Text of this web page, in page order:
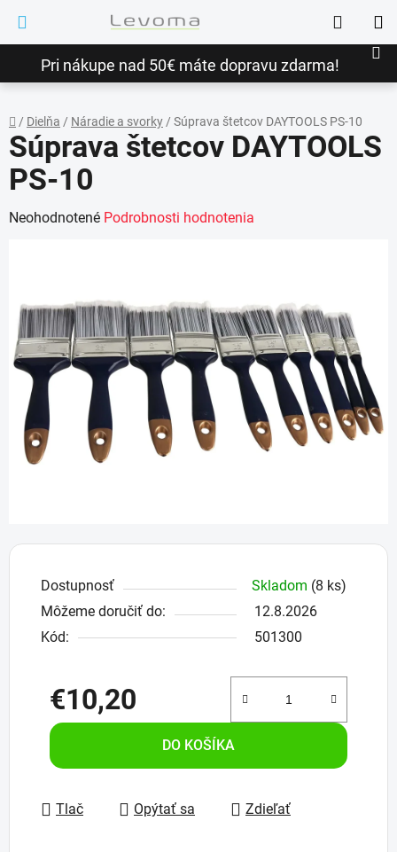
obsah
Pri nákupe nad 50€ máte dopravu zdarma!
Hľadať
Domov
/ Dielňa / Náradie a svorky/ Súprava štetcov DAYTOOLS PS-10
Dostupnosť Skladom (8 ks)
Môžeme doručiť do:
12.8.2026
Kód:
501300
€10,20
Jednotková cena:
DO KOŠÍKA
Tlač Opýtať sa Zdieľať
Súprava štetcov DAYTOOLS
PS-10
Priemerné
0,0
5
hviezdičiek.
Neohodnotené Podrobnosti hodnotenia